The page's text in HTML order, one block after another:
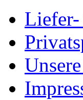
Liefer-